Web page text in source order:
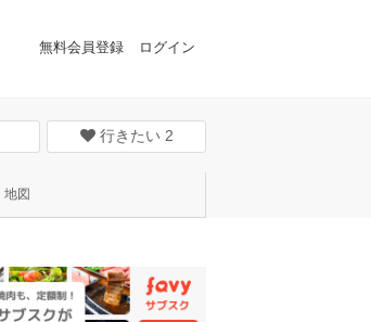
無料会員登録 ログイン
行きたい 2
地図